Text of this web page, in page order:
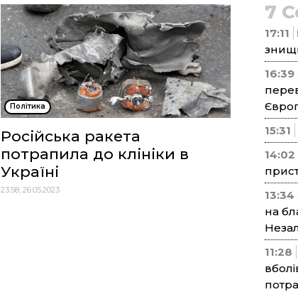
Політика
Російська ракета
потрапила до клініки в
Україні
23:58, 26.05.2023
7
17:11
16:39
15:31
14:02
13:34
на
11:28